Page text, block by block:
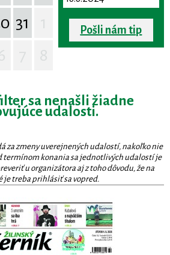
31 Pošli nám tip
sa nenašli žiadne
udalosti.
za zmeny uverejnených udalostí, nakoľko nie
termínom konania sa jednotlivých udalostí je
u organizátora aj z toho dôvodu, že na
je treba prihlásiť sa vopred.